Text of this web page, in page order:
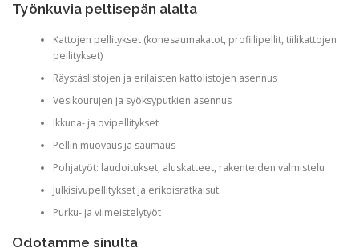
Työnkuvia peltisepän alalta
Kattojen pellitykset (konesaumakatot, profiilipellit, tiilikattojen
pellitykset)
Räystäslistojen ja erilaisten kattolistojen asennus
Vesikourujen ja syöksyputkien asennus
Ikkuna- ja ovipellitykset
Pellin muovaus ja saumaus
Pohjatyöt: laudoitukset, aluskatteet, rakenteiden valmistelu
Julkisivupellitykset ja erikoisratkaisut
Purku- ja viimeistelytyöt
Odotamme sinulta